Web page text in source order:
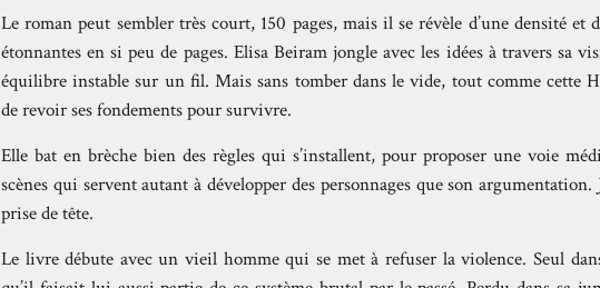
Le roman peut sembler très court, 150 pages, mais il se révèle d’une densité et
étonnantes en si peu de pages. Elisa Beiram jongle avec les idées à travers sa
équilibre instable sur un fil. Mais sans tomber dans le vide, tout comme cette
de revoir ses fondements pour survivre.
Elle bat en brèche bien des règles qui s’installent, pour proposer une voie
scènes qui servent autant à développer des personnages que son argumentation.
prise de tête.
Le livre débute avec un vieil homme qui se met à refuser la violence. Seul